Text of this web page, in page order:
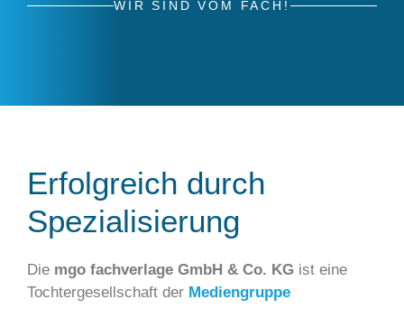
WIR SIND VOM FACH!
Erfolgreich durch
Spezialisierung
Die mgo fachverlage GmbH & Co. KG ist eine
Tochtergesellschaft der Mediengruppe